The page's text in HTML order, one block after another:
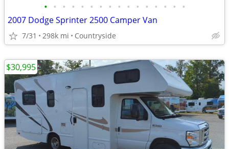
• • • • • • • • • • • • • • • •
2007 Dodge Sprinter 2500 Camper Van
7/31 298k mi Countryside
$30,995